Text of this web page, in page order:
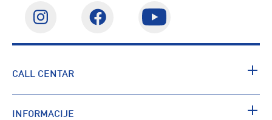
CALL CENTAR
INFORMACIJE